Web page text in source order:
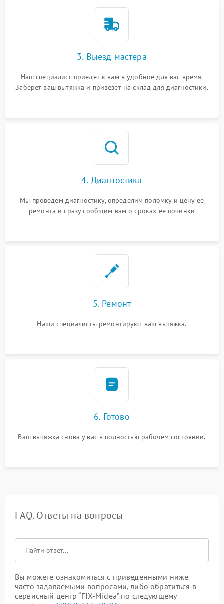
3. Выезд мастера
Наш специалист приедет к вам в удобное для вас время.
Заберет ваш вытяжка и привезет на склад для диагностики.
4. Диагностика
Мы проведем диагностику, определим поломку и цену ее
ремонта и сразу сообщим вам о сроках ее починки
5. Ремонт
Наши специалисты ремонтируют ваш вытяжка.
6. Готово
Ваш вытяжка снова у вас в полностью рабочем состоянии.
FAQ. Ответы на вопросы
Вы можете ознакомиться с приведенными ниже
часто задаваемыми вопросами, либо обратиться в
сервисный центр “FIX-Midea” по следующему